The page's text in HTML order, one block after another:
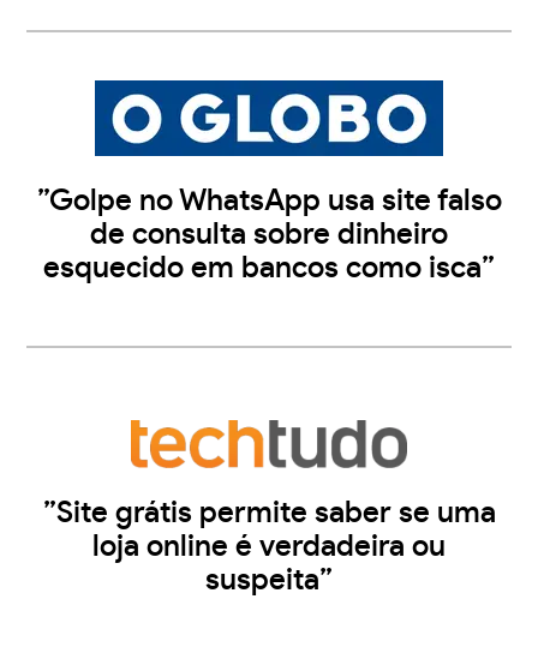
”Golpe no WhatsApp usa site falso
de consulta sobre dinheiro
esquecido em bancos como isca”
”Site grátis permite saber se uma
loja online é verdadeira ou
suspeita”